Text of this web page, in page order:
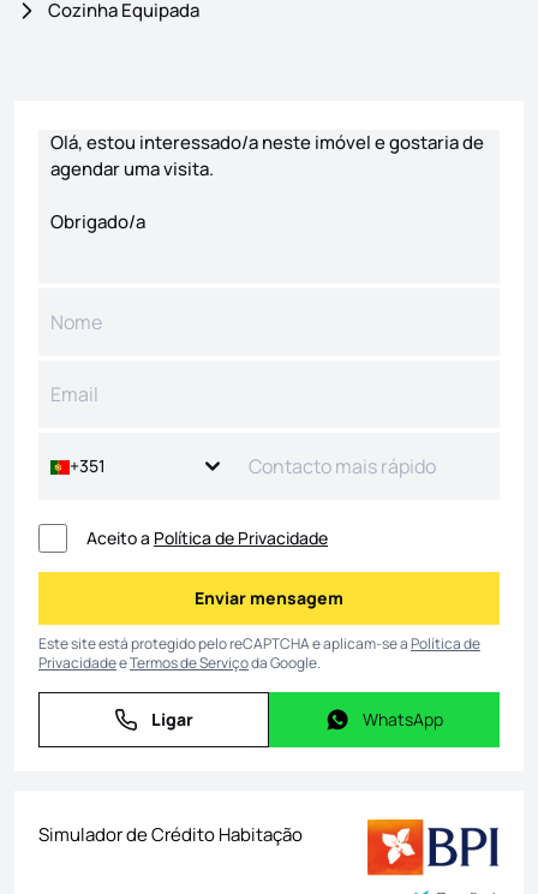
Cozinha Equipada
+351
Aceito a Política de Privacidade
Enviar mensagem
Enviar mensagem
Este site está protegido pelo reCAPTCHA e aplicam-se aPolítica de
PrivacidadeeTermos de Serviçoda Google.
Ligar
Ligar WhatsApp
WhatsApp
Simulador de Crédito Habitação